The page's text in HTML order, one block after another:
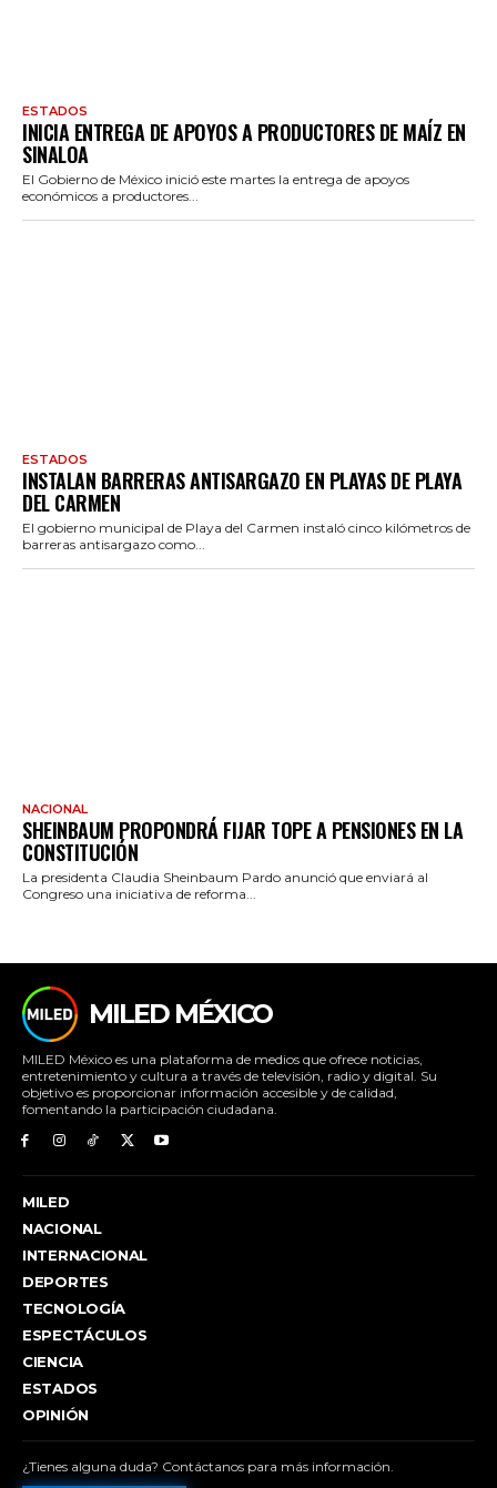
ESTADOS
INICIA ENTREGA DE APOYOS A PRODUCTORES DE MAÍZ EN
SINALOA
El Gobierno de México inició este martes la entrega de apoyos
económicos a productores...
ESTADOS
INSTALAN BARRERAS ANTISARGAZO EN PLAYAS DE PLAYA
DEL CARMEN
El gobierno municipal de Playa del Carmen instaló cinco kilómetros de
barreras antisargazo como...
NACIONAL
SHEINBAUM PROPONDRÁ FIJAR TOPE A PENSIONES EN LA
CONSTITUCIÓN
La presidenta Claudia Sheinbaum Pardo anunció que enviará al
Congreso una iniciativa de reforma...
MILED MÉXICO
MILED México es una plataforma de medios que ofrece noticias,
entretenimiento y cultura a través de televisión, radio y digital. Su
objetivo es proporcionar información accesible y de calidad,
fomentando la participación ciudadana.
MILED
NACIONAL
INTERNACIONAL
DEPORTES
TECNOLOGÍA
ESPECTÁCULOS
CIENCIA
ESTADOS
OPINIÓN
¿Tienes alguna duda? Contáctanos para más información.